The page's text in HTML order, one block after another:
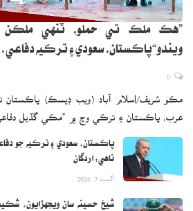
”هڪ ملڪ تي حملو، ٽنهي ملڪن
ويندو“پاڪستان، سعودي ۽ ترڪيه
مڪو شريف/اسلام آباد (ويب ڊيسڪ)
عرب، پاڪستان ۽ ترڪي وچ ۾ ”مڪي گڏيل
پاڪستان، سعودي ۽ ترڪيه جو
ناهي: اردگان
اگست 7, 2026
شيخ حسينه سان ويجهڙايون،